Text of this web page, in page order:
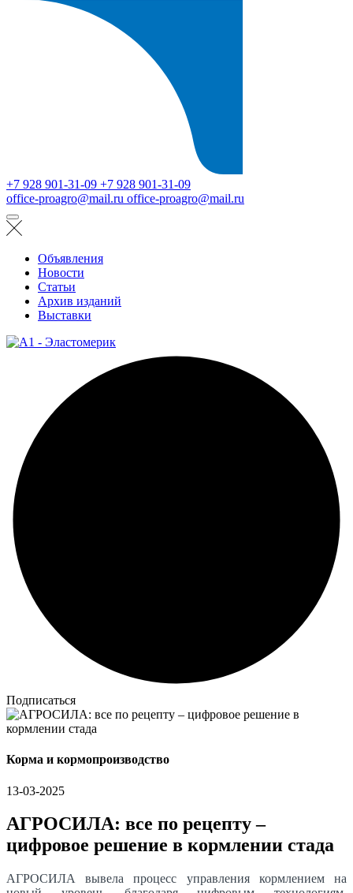
+7 928 901-31-09 +7 928 901-31-09
office-proagro@mail.ru office-proagro@mail.ru
Объявления
Новости
Статьи
Архив изданий
Выставки
Подписаться
Корма и кормопроизводство
13-03-2025
АГРОСИЛА: все по рецепту –
цифровое решение в кормлении стада
АГРОСИЛА вывела процесс управления кормлением на